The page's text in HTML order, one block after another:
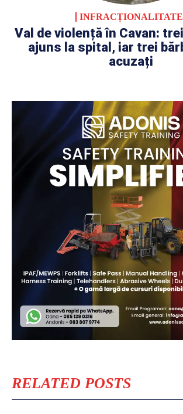
INFRACȚIONALITATE
Val de violență în Cavan:
ajuns la spital, iar trei
acuzați
RELATED POSTS